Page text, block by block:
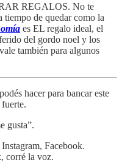
REGALOS. No te
tiempo de quedar como la
es EL regalo ideal, el
del gordo noel y los
también para algunos
hacer para bancar este
gusta”.
Facebook.
corré la voz.